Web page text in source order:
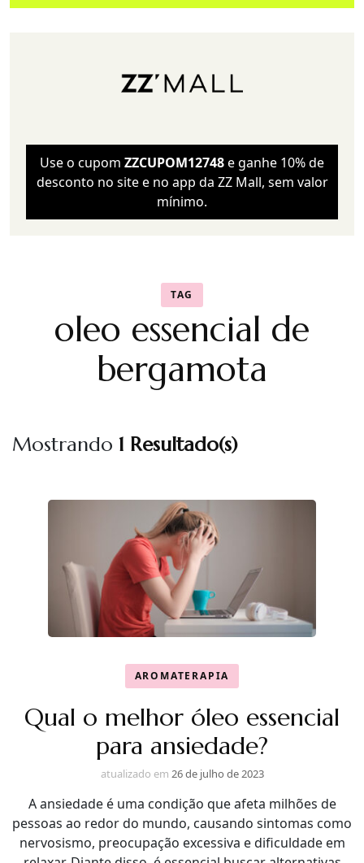
Use o cupom ZZCUPOM12748e ganhe 10% de
desconto no site e no app da ZZ Mall, sem valor
mínimo.
TAG
oleo essencial de
bergamota
Mostrando 1 Resultado(s)
AROMATERAPIA
Qual o melhor óleo essencial
para ansiedade?
atualizado em 26 de julho de 2023
A ansiedade é uma condição que afeta milhões de
pessoas ao redor do mundo, causando sintomas como
nervosismo, preocupação excessiva e dificuldade em